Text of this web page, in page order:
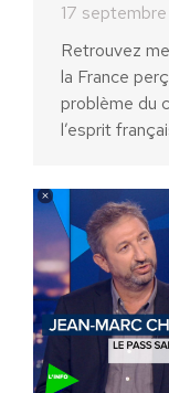
17
Retrouvez
la France
problème du
l’esprit